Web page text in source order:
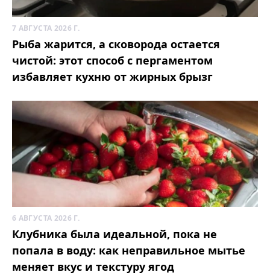
7 АВГУСТА 2026 Г.
Рыба жарится, а сковорода остается
чистой: этот способ с пергаментом
избавляет кухню от жирных брызг
6 АВГУСТА 2026 Г.
Клубника была идеальной, пока не
попала в воду: как неправильное мытье
меняет вкус и текстуру ягод